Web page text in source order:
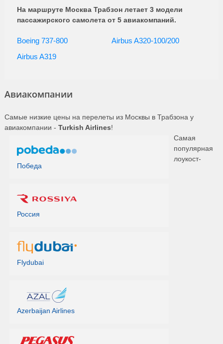
На маршруте Москва Трабзон летает 3 модели
пассажирского самолета от 5 авиакомпаний.
Boeing 737-800
Airbus A320-100/200
Airbus A319
Авиакомпании
Самые низкие цены на перелеты из Москвы в Трабзона у
авиакомпании - Turkish Airlines!
Победа
Россия
Flydubai
Azerbaijan Airlines
Самая
популярная
лоукост-